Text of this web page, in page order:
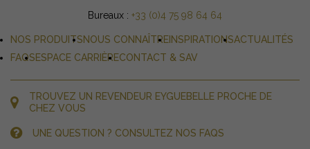
Bureaux : +33 (0)4 75 98 64 64
NOS PRODUITSNOUS CONNAÎTRE INSPIRATIONSACTUALITÉS
FAQSESPACE CARRIÈRECONTACT & SAV
TROUVEZ UN REVENDEUR EYGUEBELLE PROCHE DE
CHEZ VOUS
UNE QUESTION ? CONSULTEZ NOS FAQS